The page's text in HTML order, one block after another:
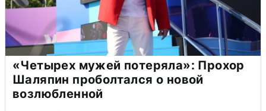
«Четырех мужей потеряла»: Прохор
Шаляпин проболтался о новой
возлюбленной